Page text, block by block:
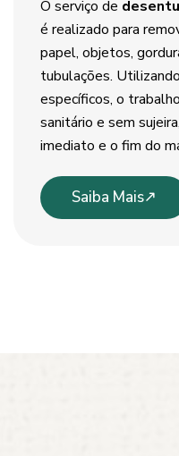
O serviço de
é realizado para
papel, objetos,
tubulações.
específicos, o
sanitário e sem
imediato e o fim do
Saiba Mais